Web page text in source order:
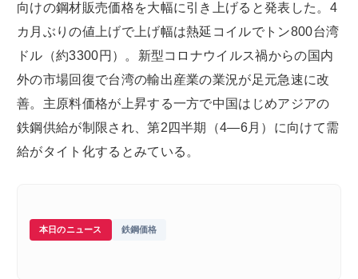
向けの鋼材販売価格を大幅に引き上げると発表した。4
カ月ぶりの値上げで上げ幅は熱延コイルでトン800台湾
ドル（約3300円）。新型コロナウイルス禍からの国内
外の市場回復で台湾の輸出産業の業況が足元急速に改
善。主原料価格が上昇する一方で中国はじめアジアの
鉄鋼供給が制限され、第2四半期（4―6月）に向けて需
給がタイト化するとみている。
本日のニュース 鉄鋼価格